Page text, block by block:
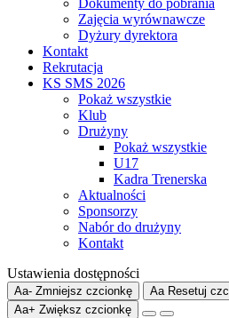
Dokumenty do pobrania
Zajęcia wyrównawcze
Dyżury dyrektora
Kontakt
Rekrutacja
KS SMS 2026
Pokaż wszystkie
Klub
Drużyny
Pokaż wszystkie
U17
Kadra Trenerska
Aktualności
Sponsorzy
Nabór do drużyny
Kontakt
Ustawienia dostępności
Aa- Zmniejsz czcionkę Aa Resetuj
Aa+ Zwiększ czcionkę